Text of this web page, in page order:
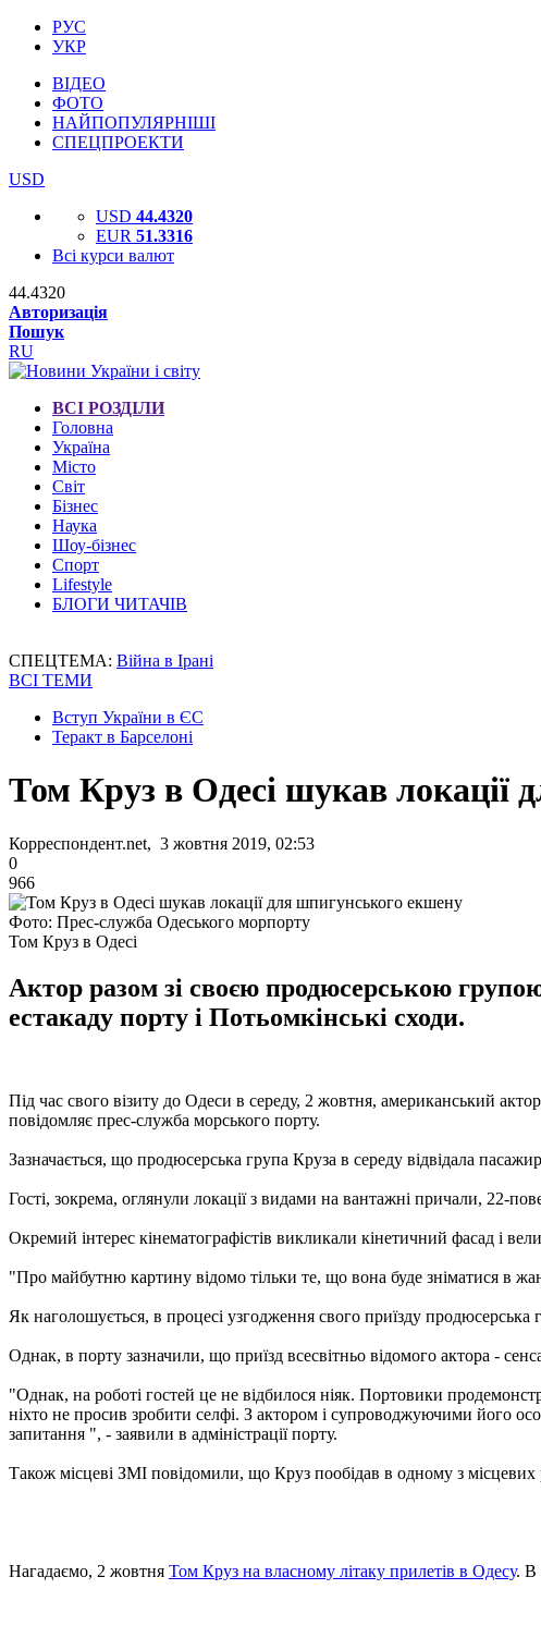
РУС
УКР
ВІДЕО
ФОТО
НАЙПОПУЛЯРНІШІ
СПЕЦПРОЕКТИ
USD
USD 44.4320
EUR 51.3316
Всі курси валют
44.4320
Авторизація
Пошук
RU
ВСІ РОЗДІЛИ
Головна
Україна
Місто
Світ
Бізнес
Наука
Шоу-бізнес
Спорт
Lifestyle
БЛОГИ ЧИТАЧІВ
СПЕЦТЕМА: Війна в Ірані
ВСІ ТЕМИ
Вступ України в ЄС
Теракт в Барселоні
Том Круз в Одесі шукав
Корреспондент.net, 3 жовтня 2019, 02:53
0
966
Фото: Прес-служба Одеського морпорту
Том Круз в Одесі
Актор разом зі своєю продюсерською
естакаду порту і Потьомкінські сходи.
Під час свого візиту до Одеси в середу, 2 жовтня, американський
повідомляє прес-служба морського порту.
Зазначається, що продюсерська група Круза в середу відвідала
Гості, зокрема, оглянули локації з видами на вантажні причали, 22-
Окремий інтерес кінематографістів викликали кінетичний фасад і
"Про майбутню картину відомо тільки те, що вона буде зніматися в
Як наголошується, в процесі узгодження свого приїзду продюсерська
Однак, в порту зазначили, що приїзд всесвітньо відомого актора -
"Однак, на роботі гостей це не відбилося ніяк. Портовики
ніхто не просив зробити селфі. З актором і супроводжуючими його
запитання ", - заявили в адміністрації порту.
Також місцеві ЗМІ повідомили, що Круз пообідав в одному з місцевих
Нагадаємо, 2 жовтня Том Круз на власному літаку прилетів в Одесу. В